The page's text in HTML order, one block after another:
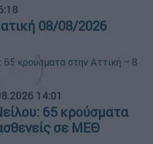
08/08/2026
14:01
65 κρούσματα
σε ΜΕΘ